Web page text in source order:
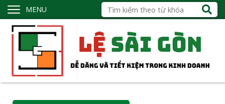
MENU